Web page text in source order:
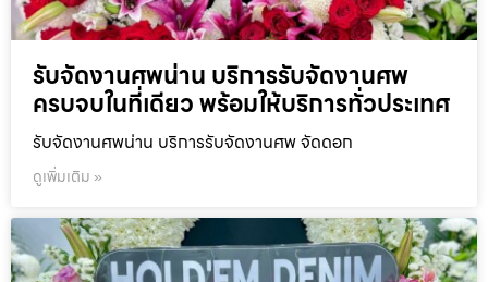
รับจัดงานศพน่าน บริการรับจัดงานศพ
ครบจบในที่เดียว พร้อมให้บริการทั่วประเทศ
รับจัดงานศพน่าน บริการรับจัดงานศพ จัดดอก
ดูเพิ่มเติม »